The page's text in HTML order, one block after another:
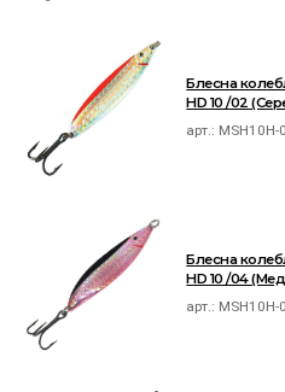
Блесна
HD 10 /02
арт.: MSH10H-
Блесна
HD 10 /04
арт.: MSH10H-